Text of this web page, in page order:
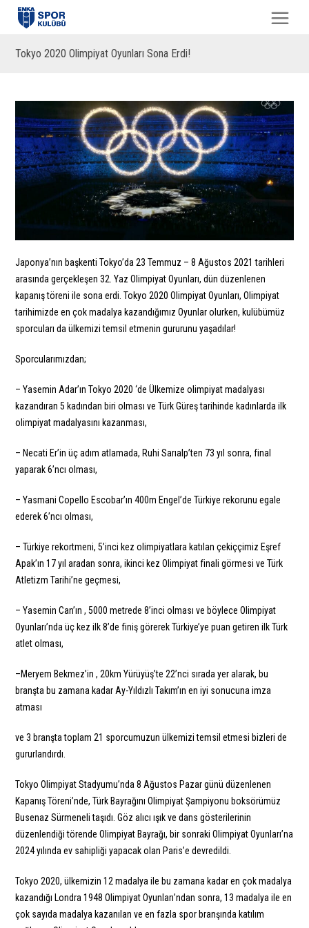
Tokyo 2020 Olimpiyat Oyunları Sona Erdi!
Japonya’nın başkenti Tokyo’da 23 Temmuz – 8 Ağustos 2021 tarihleri
arasında gerçekleşen 32. Yaz Olimpiyat Oyunları, dün düzenlenen
kapanış töreni ile sona erdi. Tokyo 2020 Olimpiyat Oyunları, Olimpiyat
tarihimizde en çok madalya kazandığımız Oyunlar olurken, kulübümüz
sporcuları da ülkemizi temsil etmenin gururunu yaşadılar!
Sporcularımızdan;
– Yasemin Adar’ın Tokyo 2020 ‘de Ülkemize olimpiyat madalyası
kazandıran 5 kadından biri olması ve Türk Güreş tarihinde kadınlarda ilk
olimpiyat madalyasını kazanması,
– Necati Er’in üç adım atlamada, Ruhi Sarıalp’ten 73 yıl sonra, final
yaparak 6’ncı olması,
– Yasmani Copello Escobar’ın 400m Engel’de Türkiye rekorunu egale
ederek 6’ncı olması,
– Türkiye rekortmeni, 5’inci kez olimpiyatlara katılan çekiççimiz Eşref
Apak’ın 17 yıl aradan sonra, ikinci kez Olimpiyat finali görmesi ve Türk
Atletizm Tarihi’ne geçmesi,
– Yasemin Can’ın , 5000 metrede 8’inci olması ve böylece Olimpiyat
Oyunları’nda üç kez ilk 8’de finiş görerek Türkiye’ye puan getiren ilk Türk
atlet olması,
–Meryem Bekmez’in , 20km Yürüyüş’te 22’nci sırada yer alarak, bu
branşta bu zamana kadar Ay-Yıldızlı Takım’ın en iyi sonucuna imza
atması
ve 3 branşta toplam 21 sporcumuzun ülkemizi temsil etmesi bizleri de
gururlandırdı.
Tokyo Olimpiyat Stadyumu’nda 8 Ağustos Pazar günü düzenlenen
Kapanış Töreni’nde, Türk Bayrağını Olimpiyat Şampiyonu boksörümüz
Busenaz Sürmeneli taşıdı. Göz alıcı ışık ve dans gösterilerinin
düzenlendiği törende Olimpiyat Bayrağı, bir sonraki Olimpiyat Oyunları’na
2024 yılında ev sahipliği yapacak olan Paris’e devredildi.
Tokyo 2020, ülkemizin 12 madalya ile bu zamana kadar en çok madalya
kazandığı Londra 1948 Olimpiyat Oyunları’ndan sonra, 13 madalya ile en
çok sayıda madalya kazanılan ve en fazla spor branşında katılım